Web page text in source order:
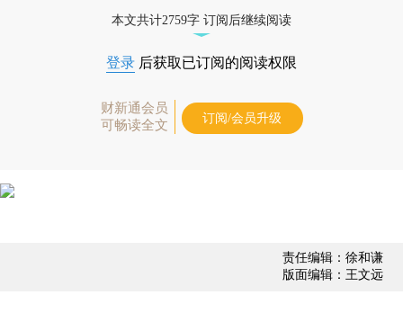
本文共计2759字 订阅后继续阅读
登录 后获取已订阅的阅读权限
财新通会员
可畅读全文
订阅/会员升级
责任编辑：徐和谦
版面编辑：王文远